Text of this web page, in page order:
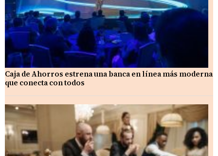
Caja de Ahorros estrena una banca en línea más moderna
que conecta con todos